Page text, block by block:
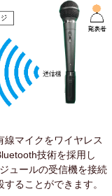
線マイクをワイヤレス
技術を採用し
ュールの受信機を接続
ることができます。